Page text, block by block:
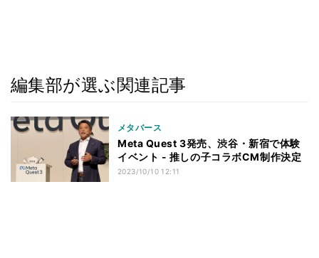
編集部が選ぶ関連記事
メタバース
Meta Quest 3発売、渋谷・新宿で体験
イベント - 推しの子コラボCM制作決定
2023/10/10 12:11